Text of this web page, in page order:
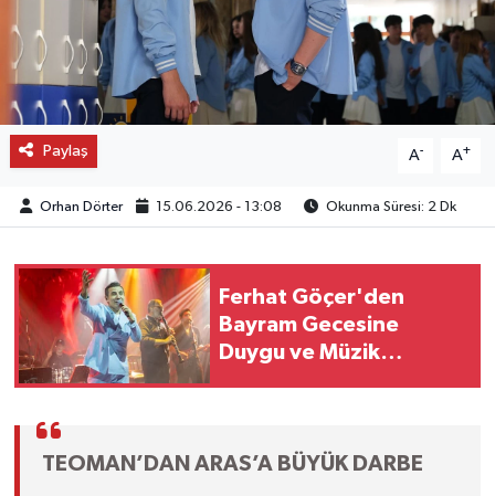
Paylaş A- A+
Orhan Dörter 15.06.2026 - 13:08 Okunma Süresi: 2 Dk
Ferhat Göçer'den
Bayram Gecesine
Duygu ve Müzik
TEOMAN’DAN ARAS’A BÜYÜK DARBE
SPOR
FİNANS